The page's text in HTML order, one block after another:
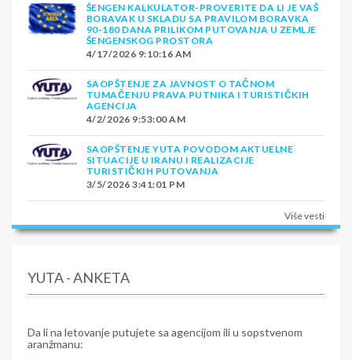
ŠENGEN KALKULATOR-PROVERITE DA LI JE VAŠ
BORAVAK U SKLADU SA PRAVILOM BORAVKA
90-180 DANA PRILIKOM PUTOVANJA U ZEMLJE
ŠENGENSKOG PROSTORA
4/17/2026 9:10:16 AM
SAOPŠTENJE ZA JAVNOST O TAČNOM
TUMAČENJU PRAVA PUTNIKA I TURISTIČKIH
AGENCIJA
4/2/2026 9:53:00 AM
SAOPŠTENJE YUTA POVODOM AKTUELNE
SITUACIJE U IRANU I REALIZACIJE
TURISTIČKIH PUTOVANJA
3/5/2026 3:41:01 PM
Više vesti
YUTA - ANKETA
Da li na letovanje putujete sa agencijom ili u sopstvenom
aranžmanu: